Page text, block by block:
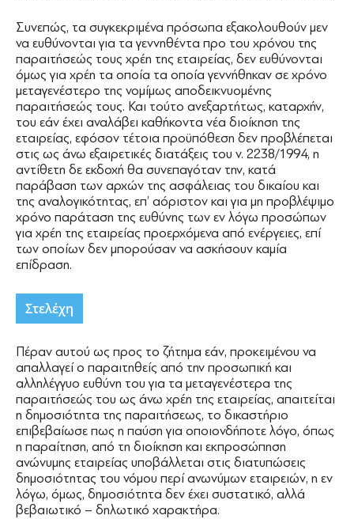
Συνεπώς, τα συγκεκριμένα πρόσωπα εξακολουθούν μεν
να ευθύνονται για τα γεννηθέντα προ του χρόνου της
παραιτήσεώς τους χρέη της εταιρείας, δεν ευθύνονται
όμως για χρέη τα οποία τα οποία γεννήθηκαν σε χρόνο
μεταγενέστερο της νομίμως αποδεικνυομένης
παραιτήσεώς τους. Και τούτο ανεξαρτήτως, καταρχήν,
του εάν έχει αναλάβει καθήκοντα νέα διοίκηση της
εταιρείας, εφόσον τέτοια προϋπόθεση δεν προβλέπεται
στις ως άνω εξαιρετικές διατάξεις του ν. 2238/1994, η
αντίθετη δε εκδοχή θα συνεπαγόταν την, κατά
παράβαση των αρχών της ασφάλειας του δικαίου και
της αναλογικότητας, επ’ αόριστον και για μη προβλέψιμο
χρόνο παράταση της ευθύνης των εν λόγω προσώπων
για χρέη της εταιρείας προερχόμενα από ενέργειες, επί
των οποίων δεν μπορούσαν να ασκήσουν καμία
επίδραση.
Στελέχη
Πέραν αυτού ως προς το ζήτημα εάν, προκειμένου να
απαλλαγεί ο παραιτηθείς από την προσωπική και
αλληλέγγυο ευθύνη του για τα μεταγενέστερα της
παραιτήσεώς του ως άνω χρέη της εταιρείας, απαιτείται
η δημοσιότητα της παραιτήσεως, το δικαστήριο
επιβεβαίωσε πως η παύση για οποιονδήποτε λόγο, όπως
η παραίτηση, από τη διοίκηση και εκπροσώπηση
ανώνυμης εταιρείας υποβάλλεται στις διατυπώσεις
δημοσιότητας του νόμου περί ανωνύμων εταιρειών, η εν
λόγω, όμως, δημοσιότητα δεν έχει συστατικό, αλλά
βεβαιωτικό – δηλωτικό χαρακτήρα.